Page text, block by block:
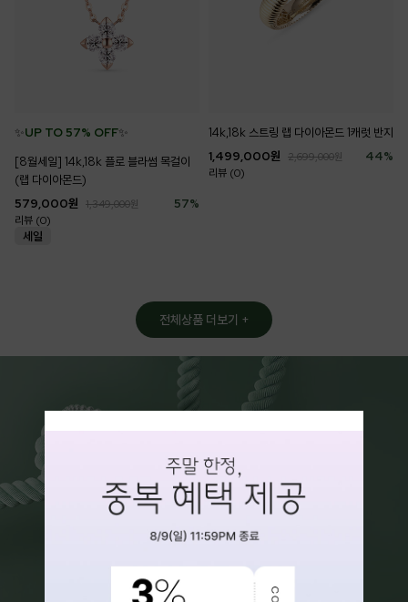
✨UP TO 57% OFF✨
[8월세일] 14k,18k 플로 블라썸 목걸이
(랩 다이아몬드)
57%
579,000원 1,349,000원
리뷰 (0)
14k,18k 스트링 랩 다이아몬드 1캐럿 반지
44%
1,499,000원 2,699,000원
리뷰 (0)
전체상품 더보기 +